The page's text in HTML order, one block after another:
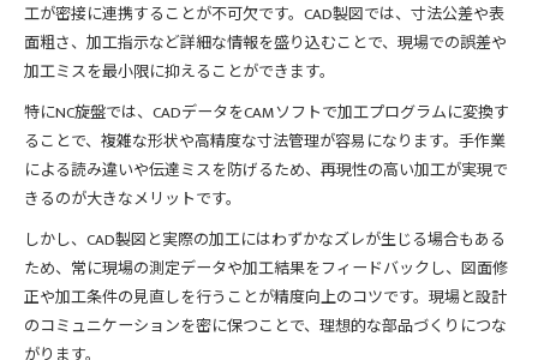
工が密接に連携することが不可欠です。CAD製図では、寸法公差や表
面粗さ、加工指示など詳細な情報を盛り込むことで、現場での誤差や
加工ミスを最小限に抑えることができます。
特にNC旋盤では、CADデータをCAMソフトで加工プログラムに変換す
ることで、複雑な形状や高精度な寸法管理が容易になります。手作業
による読み違いや伝達ミスを防げるため、再現性の高い加工が実現で
きるのが大きなメリットです。
しかし、CAD製図と実際の加工にはわずかなズレが生じる場合もある
ため、常に現場の測定データや加工結果をフィードバックし、図面修
正や加工条件の見直しを行うことが精度向上のコツです。現場と設計
のコミュニケーションを密に保つことで、理想的な部品づくりにつな